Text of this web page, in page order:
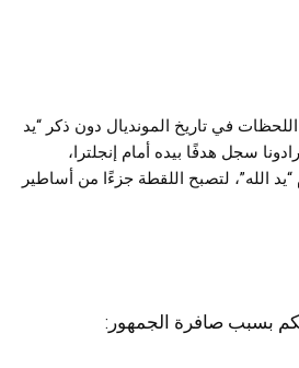
في تاريخ المونديال دون ذكر “يد
في مونديال 1986. مارادونا سجل هدفًا بيده أمام إنجلترا،
الله”، لتصبح اللقطة جزءًا من أساطير
بسبب صافرة الجمهور: